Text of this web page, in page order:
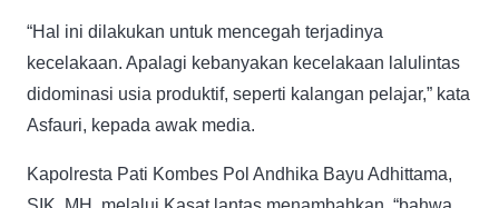
“Hal ini dilakukan untuk mencegah terjadinya
kecelakaan. Apalagi kebanyakan kecelakaan lalulintas
didominasi usia produktif, seperti kalangan pelajar,” kata
Asfauri, kepada awak media.
Kapolresta Pati Kombes Pol Andhika Bayu Adhittama,